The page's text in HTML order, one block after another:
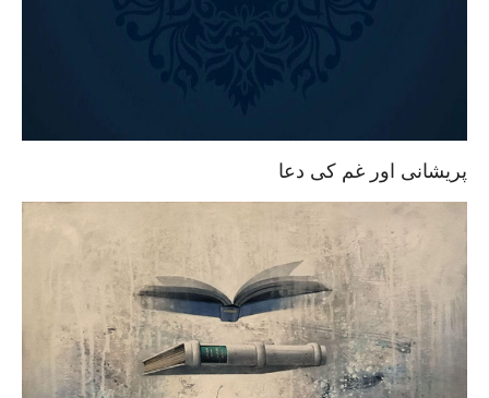
پریشانی اور غم کی دعا